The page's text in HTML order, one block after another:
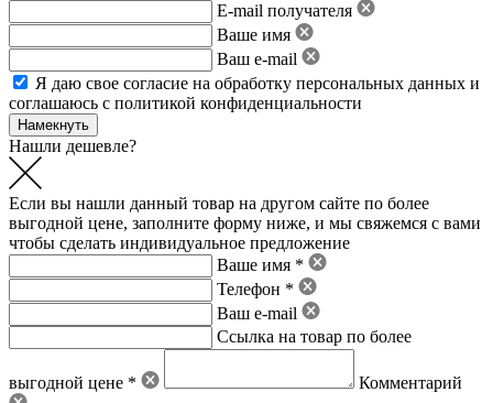
E-mail получателя
Ваше имя
Ваш e-mail
Я даю свое согласие на обработку персональных данных и
соглашаюсь с политикой конфиденциальности
Нашли дешевле?
Если вы нашли данный товар на другом сайте по более
выгодной цене, заполните форму ниже, и мы свяжемся с вами
чтобы сделать индивидуальное предложение
Ваше имя *
Телефон *
Ваш e-mail
Ссылка на товар по более
выгодной цене * Комментарий